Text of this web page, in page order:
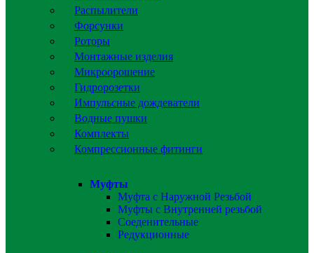
Распылители
Форсунки
Роторы
Монтажные изделия
Микроорошение
Гидророзетки
Импульсные дождеватели
Водные пушки
Комплекты
Компрессионные фитинги
Муфты
Муфта с Наружной Резьбой
Муфты с Внутренней резьбой
Соеденительные
Редукционные